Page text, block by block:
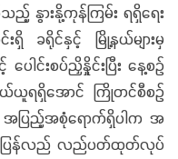
နွားနို့ကုန်ကြမ်း ရရှိရေး
ခရိုင်နှင့် မြို့နယ်များမှ
ေါင်းစပ်ညှိနှိုင်းပြီး နေ့စဉ်
ယူရရှိအောင် ကြိုတင်စီစဉ်
း အပြည့်အစုံရောက်ရှိပါက အ
း ပြန်လည် လည်ပတ်ထုတ်လုပ်